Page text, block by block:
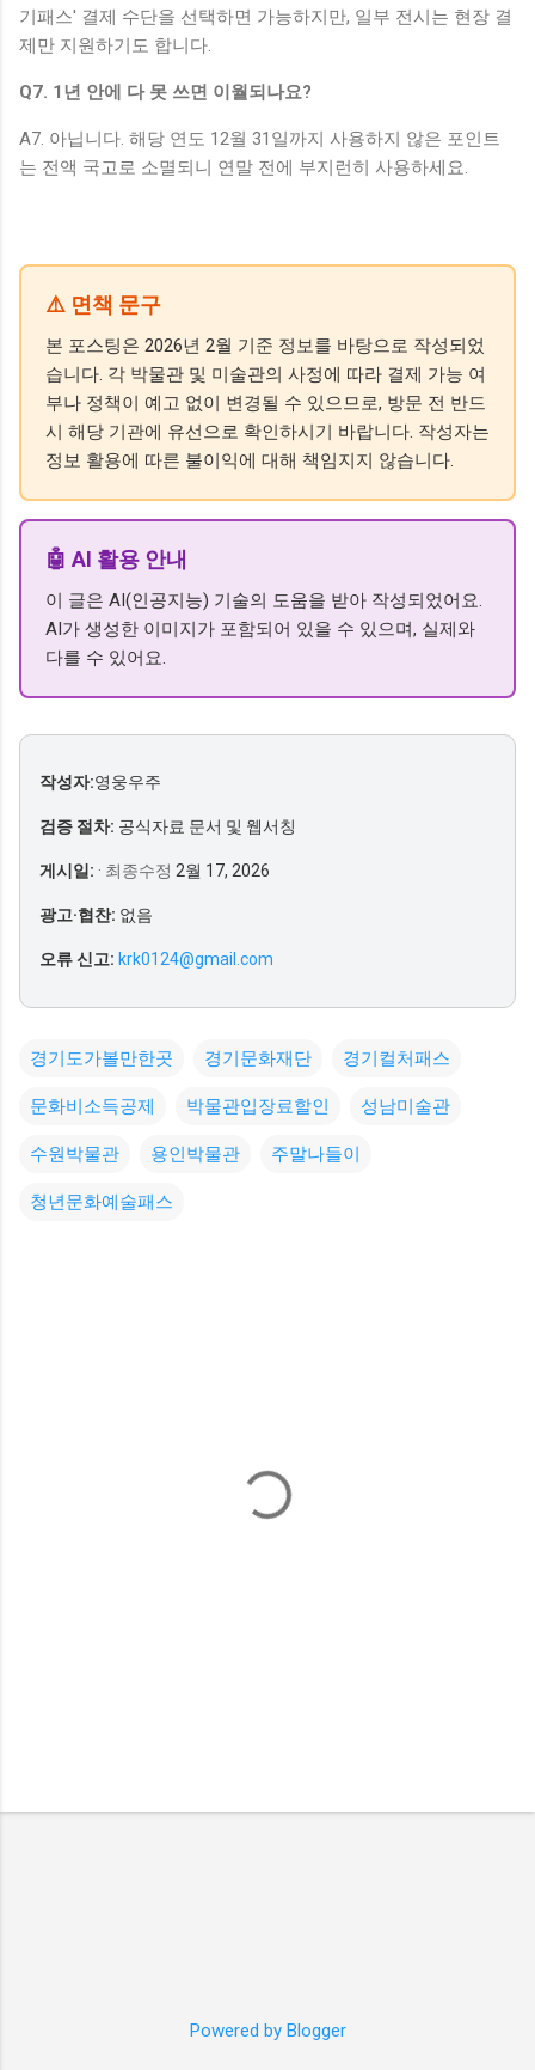
기패스' 결제 수단을 선택하면 가능하지만, 일부 전시는 현장 결
제만 지원하기도 합니다.
Q7. 1년 안에 다 못 쓰면 이월되나요?
A7. 아닙니다. 해당 연도 12월 31일까지 사용하지 않은 포인트
는 전액 국고로 소멸되니 연말 전에 부지런히 사용하세요.
⚠️ 면책 문구
본 포스팅은 2026년 2월 기준 정보를 바탕으로 작성되었
습니다. 각 박물관 및 미술관의 사정에 따라 결제 가능 여
부나 정책이 예고 없이 변경될 수 있으므로, 방문 전 반드
시 해당 기관에 유선으로 확인하시기 바랍니다. 작성자는
정보 활용에 따른 불이익에 대해 책임지지 않습니다.
🤖 AI 활용 안내
이 글은 AI(인공지능) 기술의 도움을 받아 작성되었어요.
AI가 생성한 이미지가 포함되어 있을 수 있으며, 실제와
다를 수 있어요.
작성자:영웅우주
검증 절차: 공식자료 문서 및 웹서칭
게시일: · 최종수정 2월 17, 2026
광고·협찬: 없음
오류 신고: krk0124@gmail.com
경기도가볼만한곳 경기문화재단 경기컬처패스
문화비소득공제 박물관입장료할인 성남미술관
수원박물관 용인박물관 주말나들이
청년문화예술패스
Powered by Blogger